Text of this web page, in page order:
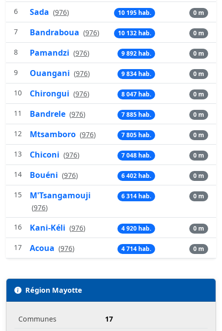
6 Sada (976) 10 195 hab. 0 m
7 Bandraboua (976) 10 132 hab. 0 m
8 Pamandzi (976) 9 892 hab. 0 m
9 Ouangani (976) 9 834 hab. 0 m
10 Chirongui (976) 8 047 hab. 0 m
11 Bandrele (976) 7 885 hab. 0 m
12 Mtsamboro (976) 7 805 hab. 0 m
13 Chiconi (976) 7 048 hab. 0 m
14 Bouéni (976) 6 402 hab. 0 m
15 M'Tsangamouji
(976)
6 314 hab. 0 m
16 Kani-Kéli (976) 4 920 hab. 0 m
17 Acoua (976) 4 714 hab. 0 m
Région Mayotte
Communes
17